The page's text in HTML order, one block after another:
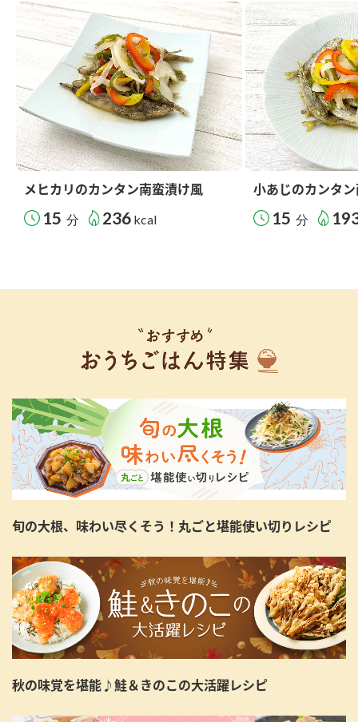
メヒカリのカンタン南蛮漬け風
15 分 236 kcal
小あじのカンタ
15 分
旬の大根、味わい尽くそう！丸ごと堪能使い切りレシピ
秋の味覚を堪能♪鮭＆きのこの大活躍レシピ